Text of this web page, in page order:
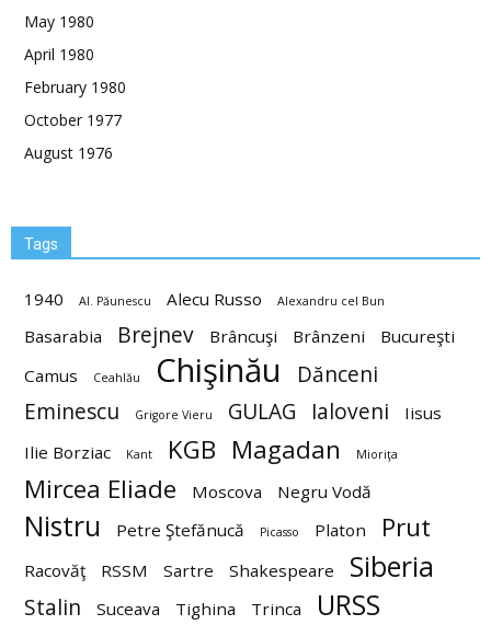
May 1980
April 1980
February 1980
October 1977
August 1976
Tags
1940 Al. Păunescu Alecu Russo Alexandru cel Bun
Basarabia Brejnev Brâncuşi Brânzeni
Bucureşti
Camus
Ceahlău Chişinău
Dănceni
Eminescu
Grigore Vieru GULAG Ialoveni
Iisus
Ilie Borziac
Kant KGB Magadan Mioriţa
Mircea Eliade Moscova Negru Vodă
Nistru Petre Ştefănucă Picasso Platon Prut
Racovăţ RSSM Sartre Shakespeare Siberia
Stalin Suceava Tighina Trinca URSS